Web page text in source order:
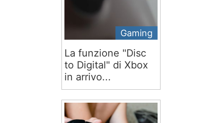
Gaming
La funzione "Disc
to Digital" di Xbox
in arrivo...